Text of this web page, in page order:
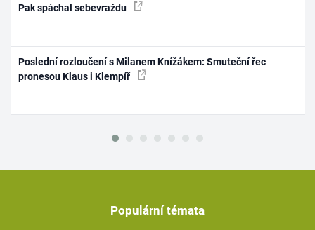
Pak spáchal sebevraždu
Poslední rozloučení s Milanem Knížákem: Smuteční řec
pronesou Klaus i Klempíř
Populární témata